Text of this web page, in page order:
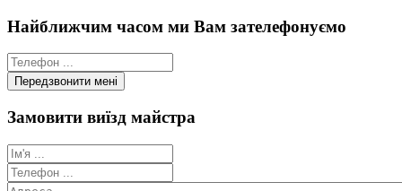
Найближчим часом ми Вам зателефонуємо
Замовити виїзд майстра